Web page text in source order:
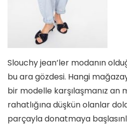
Slouchy jean’ler modanın
bu ara gözdesi. Hangi
bir modelle karşılaşmanız an
rahatlığına düşkün olanlar
parçayla donatmaya